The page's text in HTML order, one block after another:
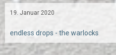
19. Januar 2020
endless drops - the warlocks